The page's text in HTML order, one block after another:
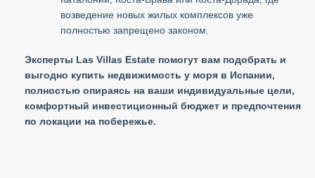
возведение новых жилых комплексов уже
полностью запрещено законом.
Эксперты Las Villas Estate помогут вам подобрать и
выгодно купить недвижимость у моря в Испании,
полностью опираясь на ваши индивидуальные цели,
комфортный инвестиционный бюджет и предпочтения
по локации на побережье.